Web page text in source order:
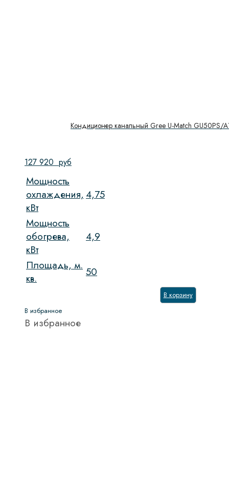
Кондиционер канальный Gree U-Match GU50PS/
127 920 руб
Мощность
охлаждения,
кВт
4,75
Мощность
обогрева,
кВт
4,9
Площадь, м.
кв.
50
В корзину
В избранное
В избранное